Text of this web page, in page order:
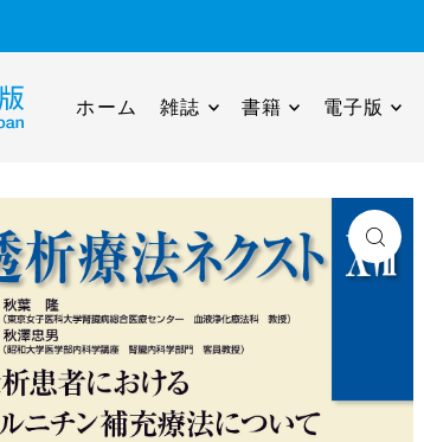
ホーム 雑誌 書籍 電子版